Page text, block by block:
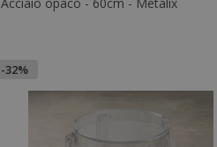
-32%